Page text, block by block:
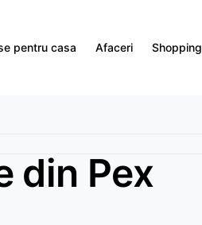
pentru casa Afaceri Shopping
din Pex